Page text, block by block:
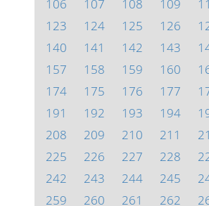
106
107 108 109
123
124 125 126
140
141 142 143
157
158 159 160
174
175 176 177
191
192 193 194
208
209 210 211
225
226 227 228
242
243 244 245
259
260 261 262